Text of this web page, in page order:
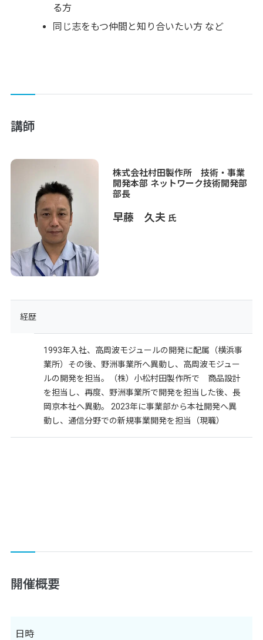
る方
同じ志をもつ仲間と知り合いたい方 など
講師
株式会社村田製作所 技術・事業
開発本部 ネットワーク技術開発部
部長
早藤 久夫 氏
経歴
1993年入社、高周波モジュールの開発に配属（横浜事
業所）その後、野洲事業所へ異動し、高周波モジュー
ルの開発を担当。（株）小松村田製作所で 商品設計
を担当し、再度、野洲事業所で開発を担当した後、長
岡京本社へ異動。 2023年に事業部から本社開発へ異
動し、通信分野での新規事業開発を担当（現職）
開催概要
日時